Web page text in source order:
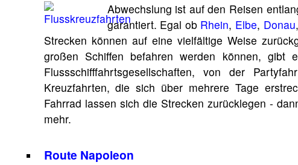
Abwechslung ist auf den Reisen
garantiert. Egal ob Rhein, Elbe, Donau,
Strecken können auf eine vielfältige Weise
großen Schiffen befahren werden können, gibt
Flussschifffahrtsgesellschaften, von der
Kreuzfahrten, die sich über mehrere Tage
Fahrrad lassen sich die Strecken zurücklegen -
mehr.
Route Napoleon